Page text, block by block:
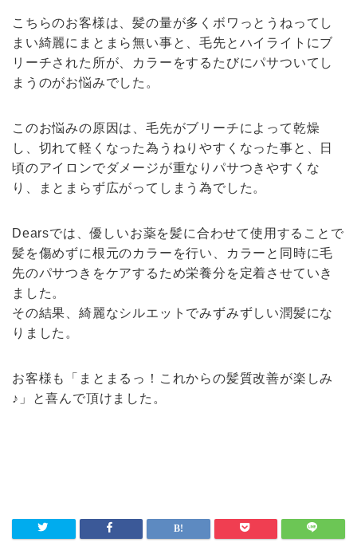
こちらのお客様は、髪の量が多くボワっとうねってし
まい綺麗にまとまら無い事と、毛先とハイライトにブ
リーチされた所が、カラーをするたびにパサついてし
まうのがお悩みでした。
このお悩みの原因は、毛先がブリーチによって乾燥
し、切れて軽くなった為うねりやすくなった事と、日
頃のアイロンでダメージが重なりパサつきやすくな
り、まとまらず広がってしまう為でした。
Dearsでは、優しいお薬を髪に合わせて使用することで
髪を傷めずに根元のカラーを行い、カラーと同時に毛
先のパサつきをケアするため栄養分を定着させていき
ました。
その結果、綺麗なシルエットでみずみずしい潤髪にな
りました。
お客様も「まとまるっ！これからの髪質改善が楽しみ
♪」と喜んで頂けました。